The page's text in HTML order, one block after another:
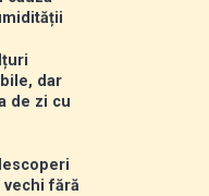
dar
de zi cu
fără